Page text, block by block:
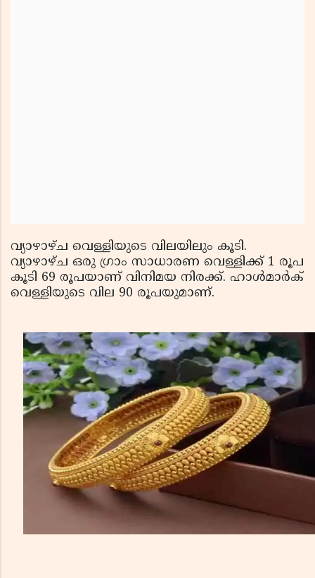
വ്യാഴാഴ്ച വെള്ളിയുടെ വിലയിലും കൂടി.
വ്യാഴാഴ്ച ഒരു ഗ്രാം സാധാരണ വെള്ളിക്ക് 1 രൂപ
കൂടി 69 രൂപയാണ് വിനിമയ നിരക്ക്. ഹാള്‍മാര്‍ക്
വെള്ളിയുടെ വില 90 രൂപയുമാണ്.